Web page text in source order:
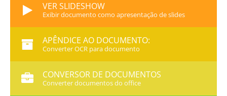
VER SLIDESHOW
Exibir documento como apresentação de slides
APÊNDICE AO DOCUMENTO:
Converter OCR para documento
CONVERSOR DE DOCUMENTOS
Converter documentos do office